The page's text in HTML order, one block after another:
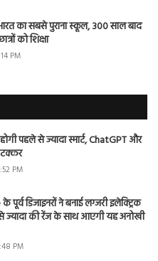
का सबसे पुराना स्कूल, 300 साल बाद
को शिक्षा
PM
पहले से ज्यादा स्मार्ट, ChatGPT और
PM
डिजाइनरों ने बनाई लग्जरी इलेक्ट्रिक
ज्यादा की रेंज के साथ आएगी यह अनोखी
PM